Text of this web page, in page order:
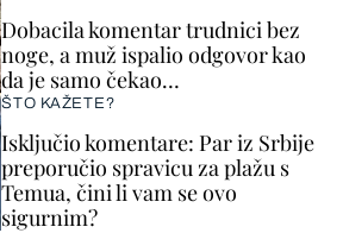
Dobacila komentar trudnici bez
noge, a muž ispalio odgovor kao
da je samo čekao…
ŠTO KAŽETE?
Isključio komentare: Par iz Srbije
preporučio spravicu za plažu s
Temua, čini li vam se ovo
sigurnim?